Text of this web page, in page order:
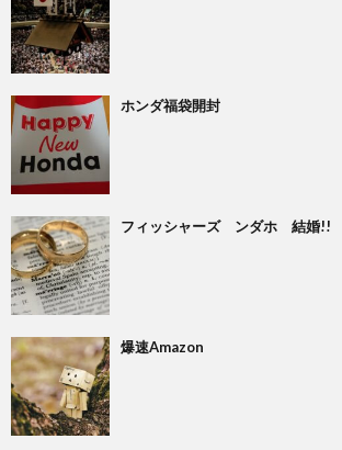
ホンダ福袋開封
フィッシャーズ ンダホ 結婚!!
爆速Amazon